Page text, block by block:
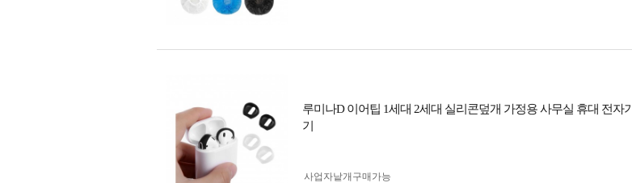
루미나D 이어팁 1세대 2세대 실리콘덮개 가정용 사무실 휴대 전자기
기
사업자 낱개구매가능